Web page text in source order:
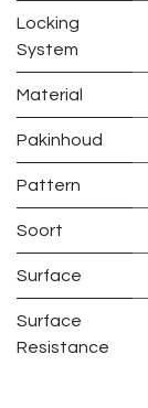
Locking
System
Material
Pakinhoud
Pattern
Soort
Surface
Surface
Resistance